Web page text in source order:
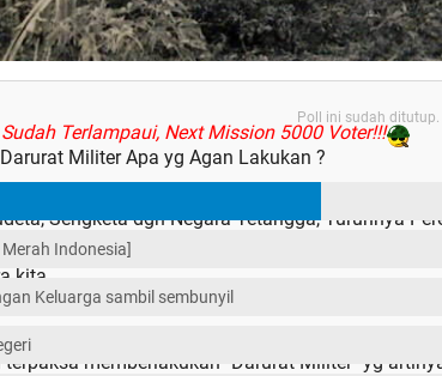
Terlampaui, Next Mission 5000 Voter!!!
negara tidak bisa di prediksi oleh siapapun
Sengketa dgn Negara Tetangga, Turunnya
bermunculnya di negara2 yg sedang berkembang,
kita.
nanti terjadi pada negara kita
terpaksa memberlakukan "Darurat Militer" yg
Poll ini sudah
Militer Apa yg Agan Lakukan ?
Indonesia]
Keluarga sambil sembunyil